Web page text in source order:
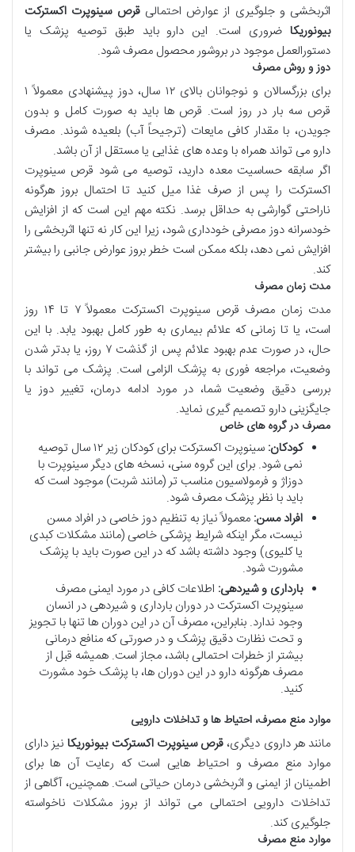
اثربخشی و جلوگیری از عوارض احتمالیقرص سینوپرت اکسترکت
بیونوریکا ضروری است. این دارو باید طبق توصیه پزشک یا
دستورالعمل موجود در بروشور محصول مصرف شود.
دوز و روش مصرف
برای بزرگسالان و نوجوانان بالای ۱۲ سال، دوز پیشنهادی معمولاً ۱
قرص سه بار در روز است. قرص ها باید به صورت کامل و بدون
جویدن، با مقدار کافی مایعات (ترجیحاً آب) بلعیده شوند. مصرف
دارو می تواند همراه با وعده های غذایی یا مستقل از آن باشد.
اگر سابقه حساسیت معده دارید، توصیه می شود قرص سینوپرت
اکسترکت را پس از صرف غذا میل کنید تا احتمال بروز هرگونه
ناراحتی گوارشی به حداقل برسد. نکته مهم این است که از افزایش
خودسرانه دوز مصرفی خودداری شود، زیرا این کار نه تنها اثربخشی را
افزایش نمی دهد، بلکه ممکن است خطر بروز عوارض جانبی را بیشتر
کند.
مدت زمان مصرف
مدت زمان مصرف قرص سینوپرت اکسترکت معمولاً ۷ تا ۱۴ روز
است، یا تا زمانی که علائم بیماری به طور کامل بهبود یابد. با این
حال، در صورت عدم بهبود علائم پس از گذشت ۷ روز، یا بدتر شدن
وضعیت، مراجعه فوری به پزشک الزامی است. پزشک می تواند با
بررسی دقیق وضعیت شما، در مورد ادامه درمان، تغییر دوز یا
جایگزینی دارو تصمیم گیری نماید.
مصرف در گروه های خاص
کودکان:
سینوپرت اکسترکت برای کودکان زیر ۱۲ سال توصیه
نمی شود. برای این گروه سنی، نسخه های دیگر سینوپرت با
دوزاژ و فرمولاسیون مناسب تر (مانند شربت) موجود است که
باید با نظر پزشک مصرف شود.
افراد مسن: معمولاً نیاز به تنظیم دوز خاصی در افراد مسن
نیست، مگر اینکه شرایط پزشکی خاصی (مانند مشکلات کبدی
یا کلیوی) وجود داشته باشد که در این صورت باید با پزشک
مشورت شود.
بارداری و شیردهی: اطلاعات کافی در مورد ایمنی مصرف
سینوپرت اکسترکت در دوران بارداری و شیردهی در انسان
وجود ندارد. بنابراین، مصرف آن در این دوران ها تنها با تجویز
و تحت نظارت دقیق پزشک و در صورتی که منافع درمانی
بیشتر از خطرات احتمالی باشد، مجاز است. همیشه قبل از
مصرف هرگونه دارو در این دوران ها، با پزشک خود مشورت
کنید.
موارد منع مصرف، احتیاط ها و تداخلات دارویی
مانند هر داروی دیگری، قرص سینوپرت اکسترکت بیونوریکانیز دارای
موارد منع مصرف و احتیاط هایی است که رعایت آن ها برای
اطمینان از ایمنی و اثربخشی درمان حیاتی است. همچنین، آگاهی از
تداخلات دارویی احتمالی می تواند از بروز مشکلات ناخواسته
جلوگیری کند.
موارد منع مصرف